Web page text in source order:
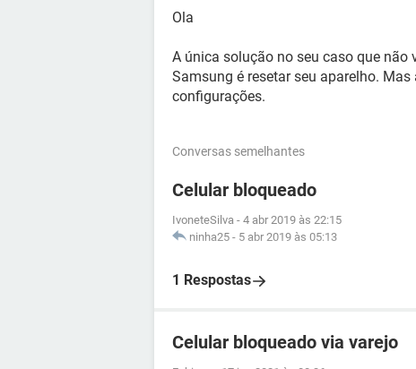
Ola
A única solução no seu caso que não
Samsung é resetar seu aparelho.
configurações.
Conversas semelhantes
Celular bloqueado
IvoneteSilva - 4 abr 2019 às 22:15
ninha25 - 5 abr 2019 às 05:13
1 Respostas
Celular bloqueado via varejo